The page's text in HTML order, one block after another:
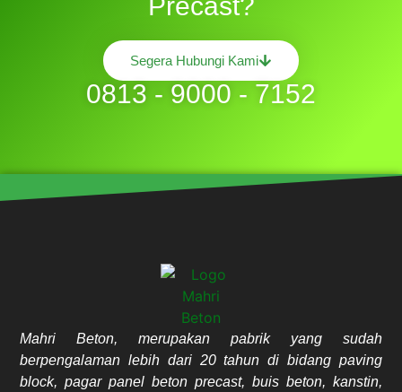
Segera Hubungi Kami
0813 - 9000 - 7152
Mahri Beton, merupakan pabrik yang sudah
berpengalaman lebih dari 20 tahun di bidang paving
block, pagar panel beton precast, buis beton, kanstin,